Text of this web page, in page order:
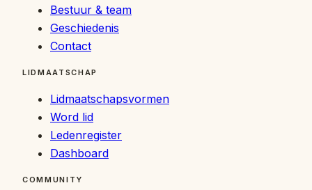
Bestuur & team
Geschiedenis
Contact
LIDMAATSCHAP
Lidmaatschapsvormen
Word lid
Ledenregister
Dashboard
COMMUNITY